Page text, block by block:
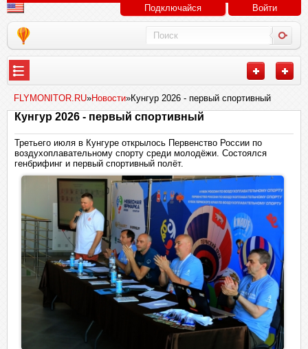
Подключайся Войти
FLYMONITOR.RU»Новости»Кунгур 2026 - первый спортивный
Кунгур 2026 - первый спортивный
Третьего июля в Кунгуре открылось Первенство России по
воздухоплавательному спорту среди молодёжи. Состоялся
генбрифинг и первый спортивный полёт.